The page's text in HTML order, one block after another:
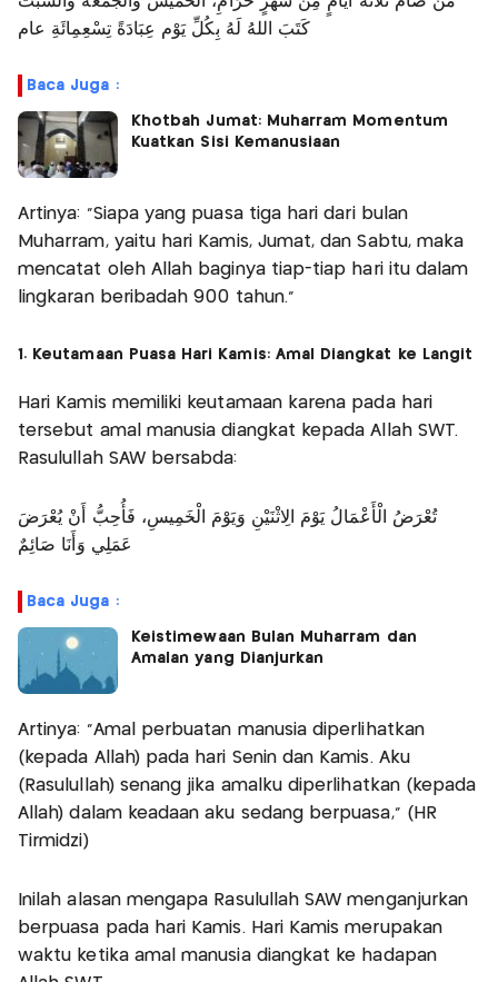
كَتَبَ اللهُ لَهُ بِكُلِّ يَوْم عِبَادَةً تِسْعِمِائَةِ عام
Baca Juga :
Khotbah Jumat: Muharram Momentum
Kuatkan Sisi Kemanusiaan
Artinya: "Siapa yang puasa tiga hari dari bulan
Muharram, yaitu hari Kamis, Jumat, dan Sabtu, maka
mencatat oleh Allah baginya tiap-tiap hari itu dalam
lingkaran beribadah 900 tahun."
1. Keutamaan Puasa Hari Kamis: Amal Diangkat ke Langit
Hari Kamis memiliki keutamaan karena pada hari
tersebut amal manusia diangkat kepada Allah SWT.
Rasulullah SAW bersabda:
تُعْرَضُ الْأَعْمَالُ يَوْمَ الِاثْنَيْنِ وَيَوْمَ الْخَمِيسِ، فَأُحِبُّ أَنْ يُعْرَضَ
عَمَلِي وَأَنَا صَائِمٌ
Baca Juga :
Keistimewaan Bulan Muharram dan
Amalan yang Dianjurkan
Artinya: "Amal perbuatan manusia diperlihatkan
(kepada Allah) pada hari Senin dan Kamis. Aku
(Rasulullah) senang jika amalku diperlihatkan (kepada
Allah) dalam keadaan aku sedang berpuasa," (HR
Tirmidzi)
Inilah alasan mengapa Rasulullah SAW menganjurkan
berpuasa pada hari Kamis. Hari Kamis merupakan
waktu ketika amal manusia diangkat ke hadapan